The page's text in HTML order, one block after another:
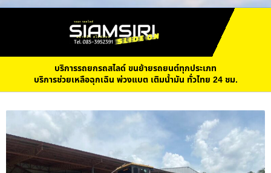
บริการรถยกรถสไลด์ ขนย้ายรถยนต์ทุกประเภท
บริการช่วยเหลือฉุกเฉิน พ่วงแบต เติมน้ำมัน ทั่วไทย 24 ชม.